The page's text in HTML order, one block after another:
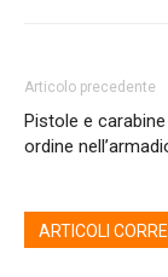
Articolo precedente
Pistole e
ordine
ARTICOLI